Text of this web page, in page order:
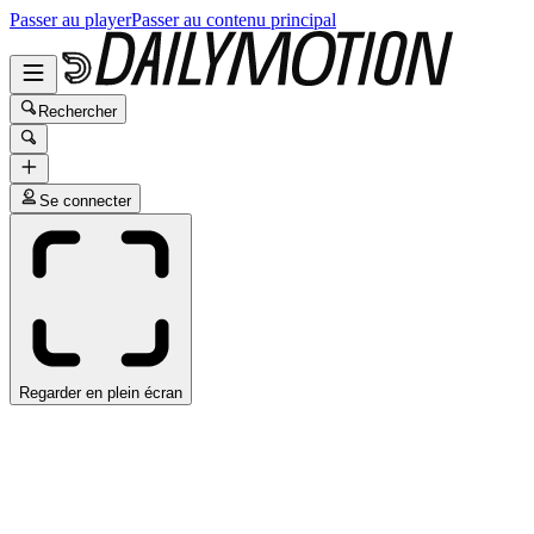
Passer au playerPasser au contenu principal
Rechercher
Se connecter
Regarder en plein écran